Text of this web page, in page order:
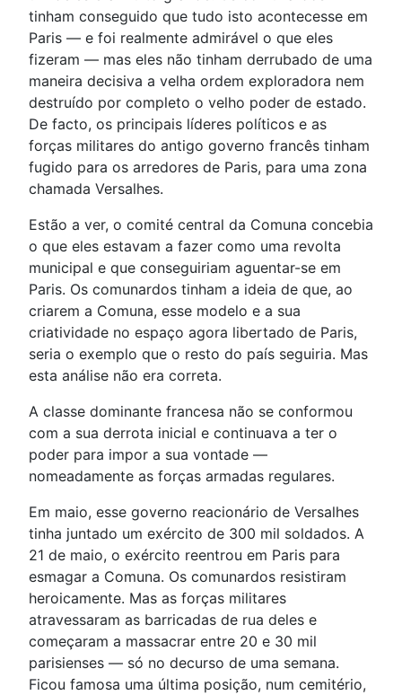
tinham conseguido que tudo isto acontecesse em
Paris — e foi realmente admirável o que eles
fizeram — mas eles não tinham derrubado de uma
maneira decisiva a velha ordem exploradora nem
destruído por completo o velho poder de estado.
De facto, os principais líderes políticos e as
forças militares do antigo governo francês tinham
fugido para os arredores de Paris, para uma zona
chamada Versalhes.
Estão a ver, o comité central da Comuna concebia
o que eles estavam a fazer como uma revolta
municipal e que conseguiriam aguentar-se em
Paris. Os comunardos tinham a ideia de que, ao
criarem a Comuna, esse modelo e a sua
criatividade no espaço agora libertado de Paris,
seria o exemplo que o resto do país seguiria. Mas
esta análise não era correta.
A classe dominante francesa não se conformou
com a sua derrota inicial e continuava a ter o
poder para impor a sua vontade —
nomeadamente as forças armadas regulares.
Em maio, esse governo reacionário de Versalhes
tinha juntado um exército de 300 mil soldados. A
21 de maio, o exército reentrou em Paris para
esmagar a Comuna. Os comunardos resistiram
heroicamente. Mas as forças militares
atravessaram as barricadas de rua deles e
começaram a massacrar entre 20 e 30 mil
parisienses — só no decurso de uma semana.
Ficou famosa uma última posição, num cemitério,